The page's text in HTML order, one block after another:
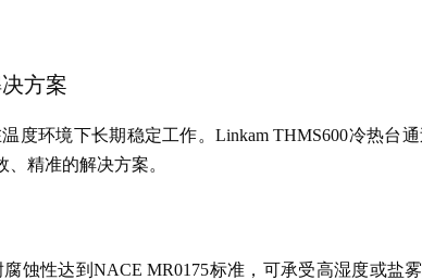
方案
度环境下长期稳定工作。Linkam THMS600冷热台
精准的解决方案。
蚀性达到NACE MR0175标准，可承受高湿度或盐